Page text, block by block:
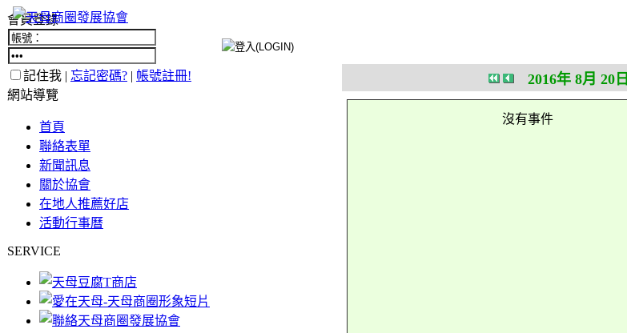
會員登錄
記住我 | 忘記密碼? | 帳號註冊!
網站導覽
首頁
聯絡表單
新聞訊息
關於協會
在地人推薦好店
活動行事曆
SERVICE
2016年 8月 20日
沒有事件